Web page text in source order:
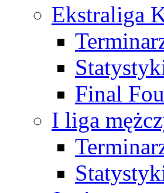
Ekstraliga
Final
I liga